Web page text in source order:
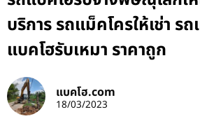
บริการ รถแม็คโครให้เช่า ร
แบคโฮรับเหมา ราคาถูก
แบคโฮ.com
18/03/2023